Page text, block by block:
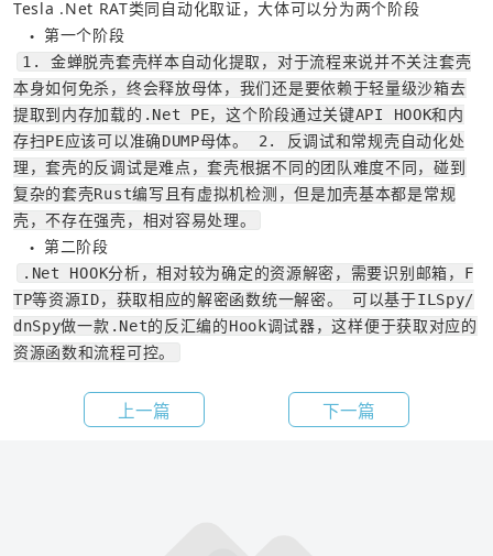
Tesla .Net RAT类同自动化取证，大体可以分为两个阶段
● 第一个阶段
1. 金蝉脱壳套壳样本自动化提取，对于流程来说并不关注套壳
本身如何免杀，终会释放母体，我们还是要依赖于轻量级沙箱去
提取到内存加载的.Net PE，这个阶段通过关键API HOOK和内
存扫PE应该可以准确DUMP母体。 2. 反调试和常规壳自动化处
理，套壳的反调试是难点，套壳根据不同的团队难度不同，碰到
复杂的套壳Rust编写且有虚拟机检测，但是加壳基本都是常规
壳，不存在强壳，相对容易处理。
● 第二阶段
.Net HOOK分析，相对较为确定的资源解密，需要识别邮箱，F
TP等资源ID，获取相应的解密函数统一解密。 可以基于ILSpy/
dnSpy做一款.Net的反汇编的Hook调试器，这样便于获取对应的
资源函数和流程可控。
上一篇 下一篇